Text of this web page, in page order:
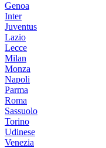
Genoa
Inter
Juventus
Lazio
Lecce
Milan
Monza
Napoli
Parma
Roma
Sassuolo
Torino
Udinese
Venezia